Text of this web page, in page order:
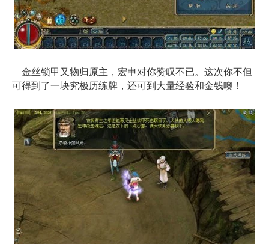
金丝锁甲又物归原主，宏申对你赞叹不已。这次你不但
可得到了一块究极历练牌，还可到大量经验和金钱噢！